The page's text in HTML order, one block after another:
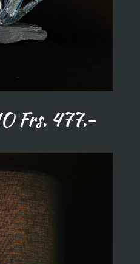
Frs. 477.-